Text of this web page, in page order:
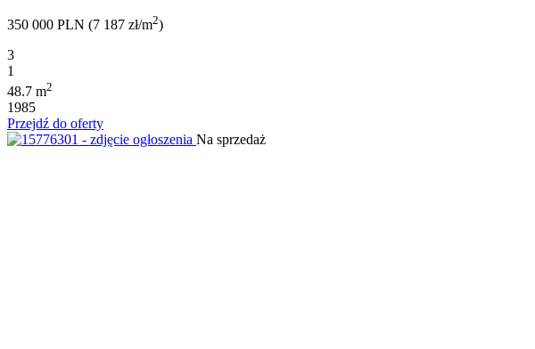
350 000 PLN (7 187 zł/m2)
3
1
48.7 m2
1985
Przejdź do oferty
Na sprzedaż